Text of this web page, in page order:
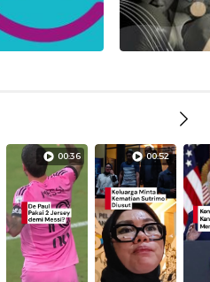
00:36 00:52